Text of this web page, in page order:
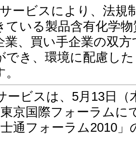
ービスにより、法規
ている製品含有化学
業、買い手企業の双
でき、環境に配慮し
ービスは、5月13日（
京国際フォーラムに
士通フォーラム2010